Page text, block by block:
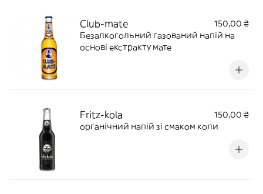
Club-mate
150,00 ₴
Безалкогольний газований напій на
основі екстракту мате
Fritz-kola
150,00 ₴
органічний напій зі смаком коли